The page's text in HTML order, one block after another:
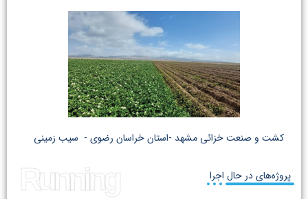
کشت و صنعت خزائی مشهد -استان خراسان رضوی - سیب زمینی
Running پروژه‌های در حال اجرا